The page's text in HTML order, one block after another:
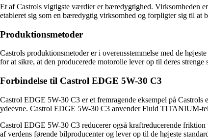
Et af Castrols vigtigste værdier er bæredygtighed. Virksomheden
etableret sig som en bæredygtig virksomhed og forpligter sig til at
Produktionsmetoder
Castrols produktionsmetoder er i overensstemmelse med de
for at sikre, at den producerede motorolie lever op til deres
Forbindelse til Castrol EDGE 5W-30 C3
Castrol EDGE 5W-30 C3 er et fremragende eksempel på
ydeevne. Castrol EDGE 5W-30 C3 anvender Fluid TITANIUM-
Castrol EDGE 5W-30 C3 reducerer også kraftreducerende
af verdens førende bilproducenter og lever op til de højeste